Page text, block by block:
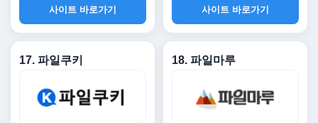
사이트 바로가기
사이트 바로가기
17. 파일쿠키 18. 파일마루